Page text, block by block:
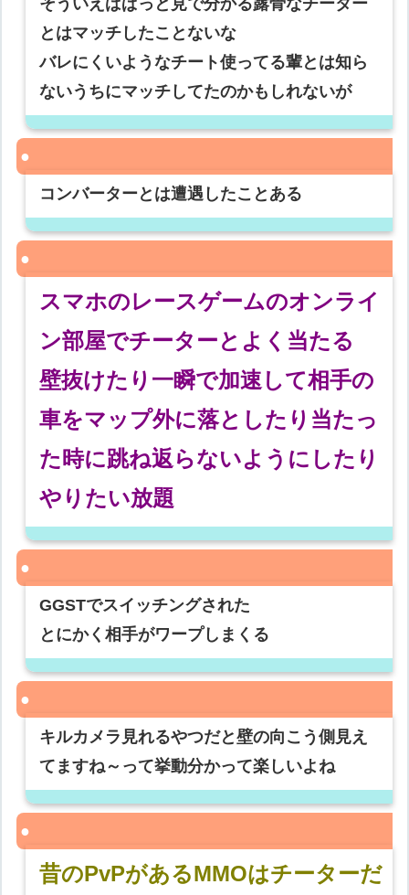
とはマッチしたことないな
バレにくいようなチート使ってる輩とは知ら
ないうちにマッチしてたのかもしれないが
コンバーターとは遭遇したことある
スマホのレースゲームのオンライ
ン部屋でチーターとよく当たる
壁抜けたり一瞬で加速して相手の
車をマップ外に落としたり当たっ
た時に跳ね返らないようにしたり
やりたい放題
GGSTでスイッチングされた
とにかく相手がワープしまくる
キルカメラ見れるやつだと壁の向こう側見え
てますね～って挙動分かって楽しいよね
昔のPvPがあるMMOはチーターだ